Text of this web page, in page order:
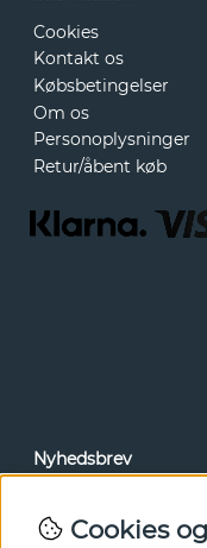
Cookies
Kontakt os
Købsbetingelser
Om os
Personoplysninger
Retur/åbent køb
Nyhedsbrev
tilbud før alle
Cookies